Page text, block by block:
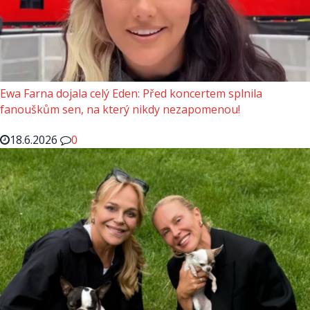
Ewa Farna dojala celý Eden: Před koncertem splnila
fanouškům sen, na který nikdy nezapomenou!
18.6.2026
0